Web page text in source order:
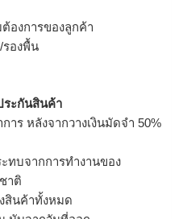
องการของลูกค้า
รองพื้น
ระกันสินค้า
าร หลังจากวางเงินมัดจำ 50%
ทบจากการทำงานของ
าติ
สินค้าทั้งหมด